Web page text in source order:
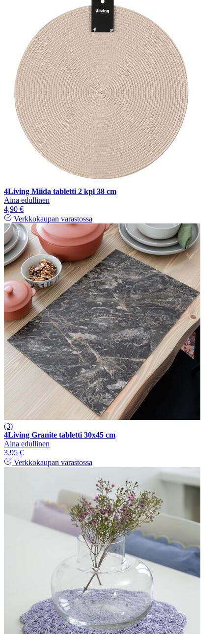
4Living Miida tabletti 2 kpl 38 cm
Aina edullinen
4,90 €
Verkkokaupan varastossa
(3)
4Living Granite tabletti 30x45 cm
Aina edullinen
3,95 €
Verkkokaupan varastossa